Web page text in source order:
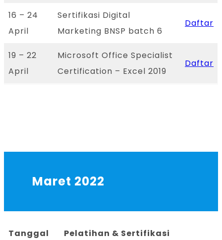
16 – 24
April
Sertifikasi Digital
Marketing BNSP batch 6
Daftar
19 – 22
April
Microsoft Office Specialist
Certification – Excel 2019
Daftar
Maret 2022
Tanggal Pelatihan & Sertifikasi